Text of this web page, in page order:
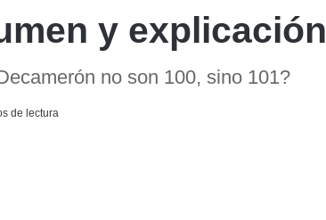
y explicación
no son 100, sino 101?
de lectura